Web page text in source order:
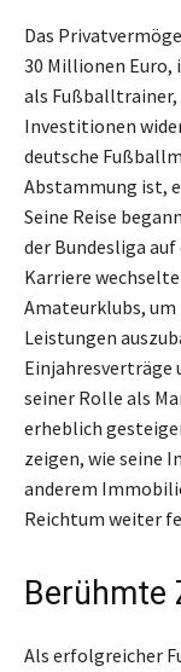
Das
30 Millionen Euro,
als Fußballtrainer,
Investitionen
deutsche
Abstammung ist,
Seine Reise
der Bundesliga
Karriere
Amateurklubs, um
Leistungen
Einjahresverträge
seiner Rolle als
erheblich
zeigen, wie seine
anderem
Reichtum weiter
Berühmte
Als erfolgreicher